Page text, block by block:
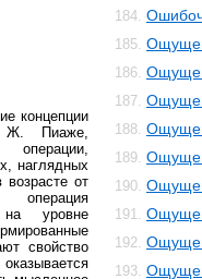
концепции
Ж. Пиаже,
наглядных
от
на уровне
свойство
184.
185.
186.
187.
188.
189.
190.
191.
192.
193.